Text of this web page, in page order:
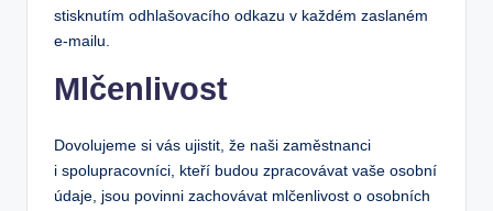
stisknutím odhlašovacího odkazu v každém zaslaném
e-mailu.
Mlčenlivost
Dovolujeme si vás ujistit, že naši zaměstnanci
i spolupracovníci, kteří budou zpracovávat vaše osobní
údaje, jsou povinni zachovávat mlčenlivost o osobních